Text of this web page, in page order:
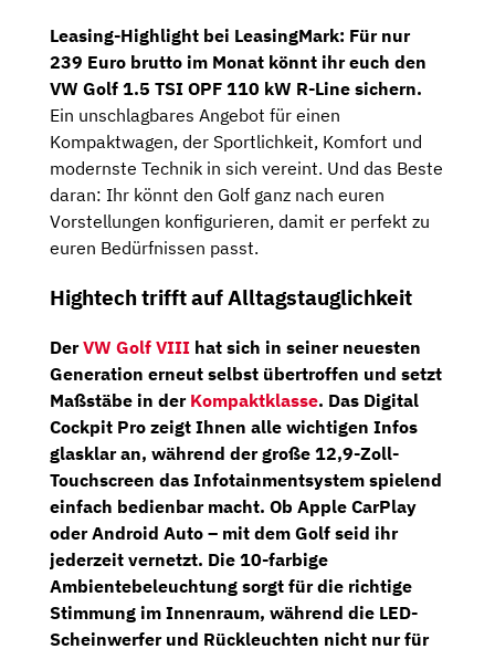
Leasing-Highlight bei LeasingMark: Für nur
239 Euro brutto im Monat könnt ihr euch den
VW Golf 1.5 TSI OPF 110 kW R-Line sichern.
Ein unschlagbares Angebot für einen
Kompaktwagen, der Sportlichkeit, Komfort und
modernste Technik in sich vereint. Und das Beste
daran: Ihr könnt den Golf ganz nach euren
Vorstellungen konfigurieren, damit er perfekt zu
euren Bedürfnissen passt.
Hightech trifft auf Alltagstauglichkeit
DerVW Golf VIII hat sich in seiner neuesten
Generation erneut selbst übertroffen und setzt
Maßstäbe in der Kompaktklasse. Das Digital
Cockpit Pro zeigt Ihnen alle wichtigen Infos
glasklar an, während der große 12,9-Zoll-
Touchscreen das Infotainmentsystem spielend
einfach bedienbar macht. Ob Apple CarPlay
oder Android Auto – mit dem Golf seid ihr
jederzeit vernetzt. Die 10-farbige
Ambientebeleuchtung sorgt für die richtige
Stimmung im Innenraum, während die LED-
Scheinwerfer und Rückleuchten nicht nur für